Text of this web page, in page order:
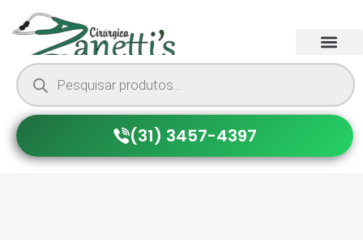
(31) 3457-4397